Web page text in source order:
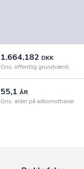
1.664.182 DKK
Gns. offentlig grundværdi
55,1 ÅR
Gns. alder på adkomsthaver